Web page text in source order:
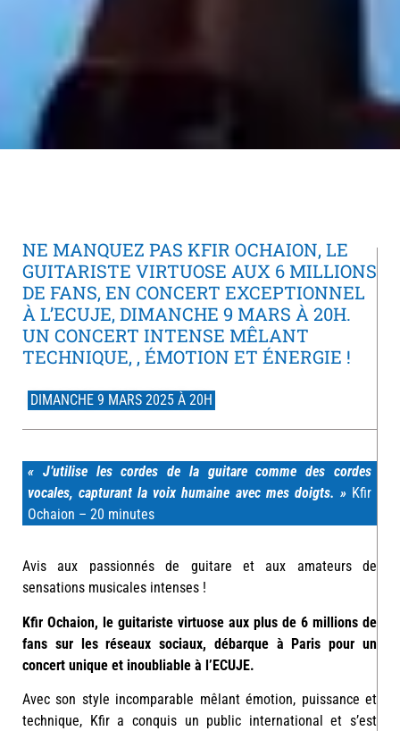
NE MANQUEZ PAS KFIR OCHAION, LE
GUITARISTE VIRTUOSE AUX 6 MILLIONS
DE FANS, EN CONCERT EXCEPTIONNEL
À L’ECUJE, DIMANCHE 9 MARS À 20H.
UN CONCERT INTENSE MÊLANT
TECHNIQUE, , ÉMOTION ET ÉNERGIE !
DIMANCHE 9 MARS 2025 À 20H
« J’utilise les cordes de la guitare comme des cordes
vocales, capturant la voix humaine avec mes doigts. »Kfir
Ochaion – 20 minutes
Avis aux passionnés de guitare et aux amateurs de
sensations musicales intenses !
Kfir Ochaion, le guitariste virtuose aux plus de 6 millions de
fans sur les réseaux sociaux, débarque à Paris pour un
concert unique et inoubliable à l’ECUJE.
Avec son style incomparable mêlant émotion, puissance et
technique, Kfir a conquis un public international et s’est